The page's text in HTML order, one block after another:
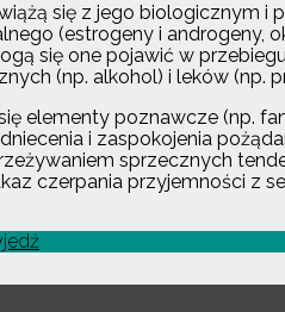
się z jego biologicznym
(estrogeny i androgeny,
się one pojawić w
(np. alkohol) i leków (np.
elementy poznawcze (np.
i zaspokojenia
sprzecznych
czerpania przyjemności z